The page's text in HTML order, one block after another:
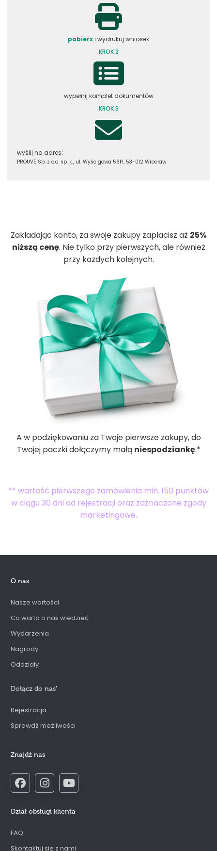
pobierz i wydrukuj wniosek
KROK 2
wypełnij komplet dokumentów
KROK 3
wyślij na adres:
PROUVÉ Sp. z o.o. sp. k., ul. Wyścigowa 56H, 53-012 Wrocław
Zakładając konto, za swoje zakupy zapłacisz aż 25%
niższą cenę. Nie tylko przy pierwszych, ale również
przy każdych kolejnych.
A w podziękowaniu za Twoje pierwsze zakupy, do
Twojej paczki dołączymy małą niespodziankę.*
** wartość pierwszego zamówienia min. 150 punktów
w ciągu 30 dni od rejestracji oraz zaznaczone zgody
marketingowe.
O nas
Nasze wartości
Co warto o nas wiedzieć
Wydarzenia
Nagrody
Oddziały
Dołącz do nas'
Rejestracja
Sprawdź możliwości
Znajdź nas
Dział obsługi klienta
FAQ
Skontaktuj się z nami